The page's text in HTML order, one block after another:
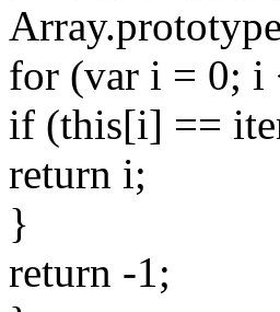
for (var i = 0; i
if (this[i] ==
return i;
}
return -1;